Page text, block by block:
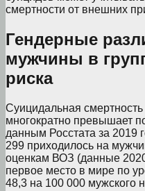
смертности от внешних
Гендерные
мужчины в
риска
Суицидальная
многократно превышает
данным Росстата за 2019
299 приходилось на
оценкам ВОЗ (данные
первое место в мире по
48,3 на 100 000 мужского